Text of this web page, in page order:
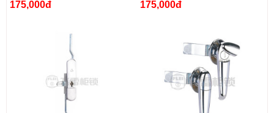
175,000đ 175,000đ